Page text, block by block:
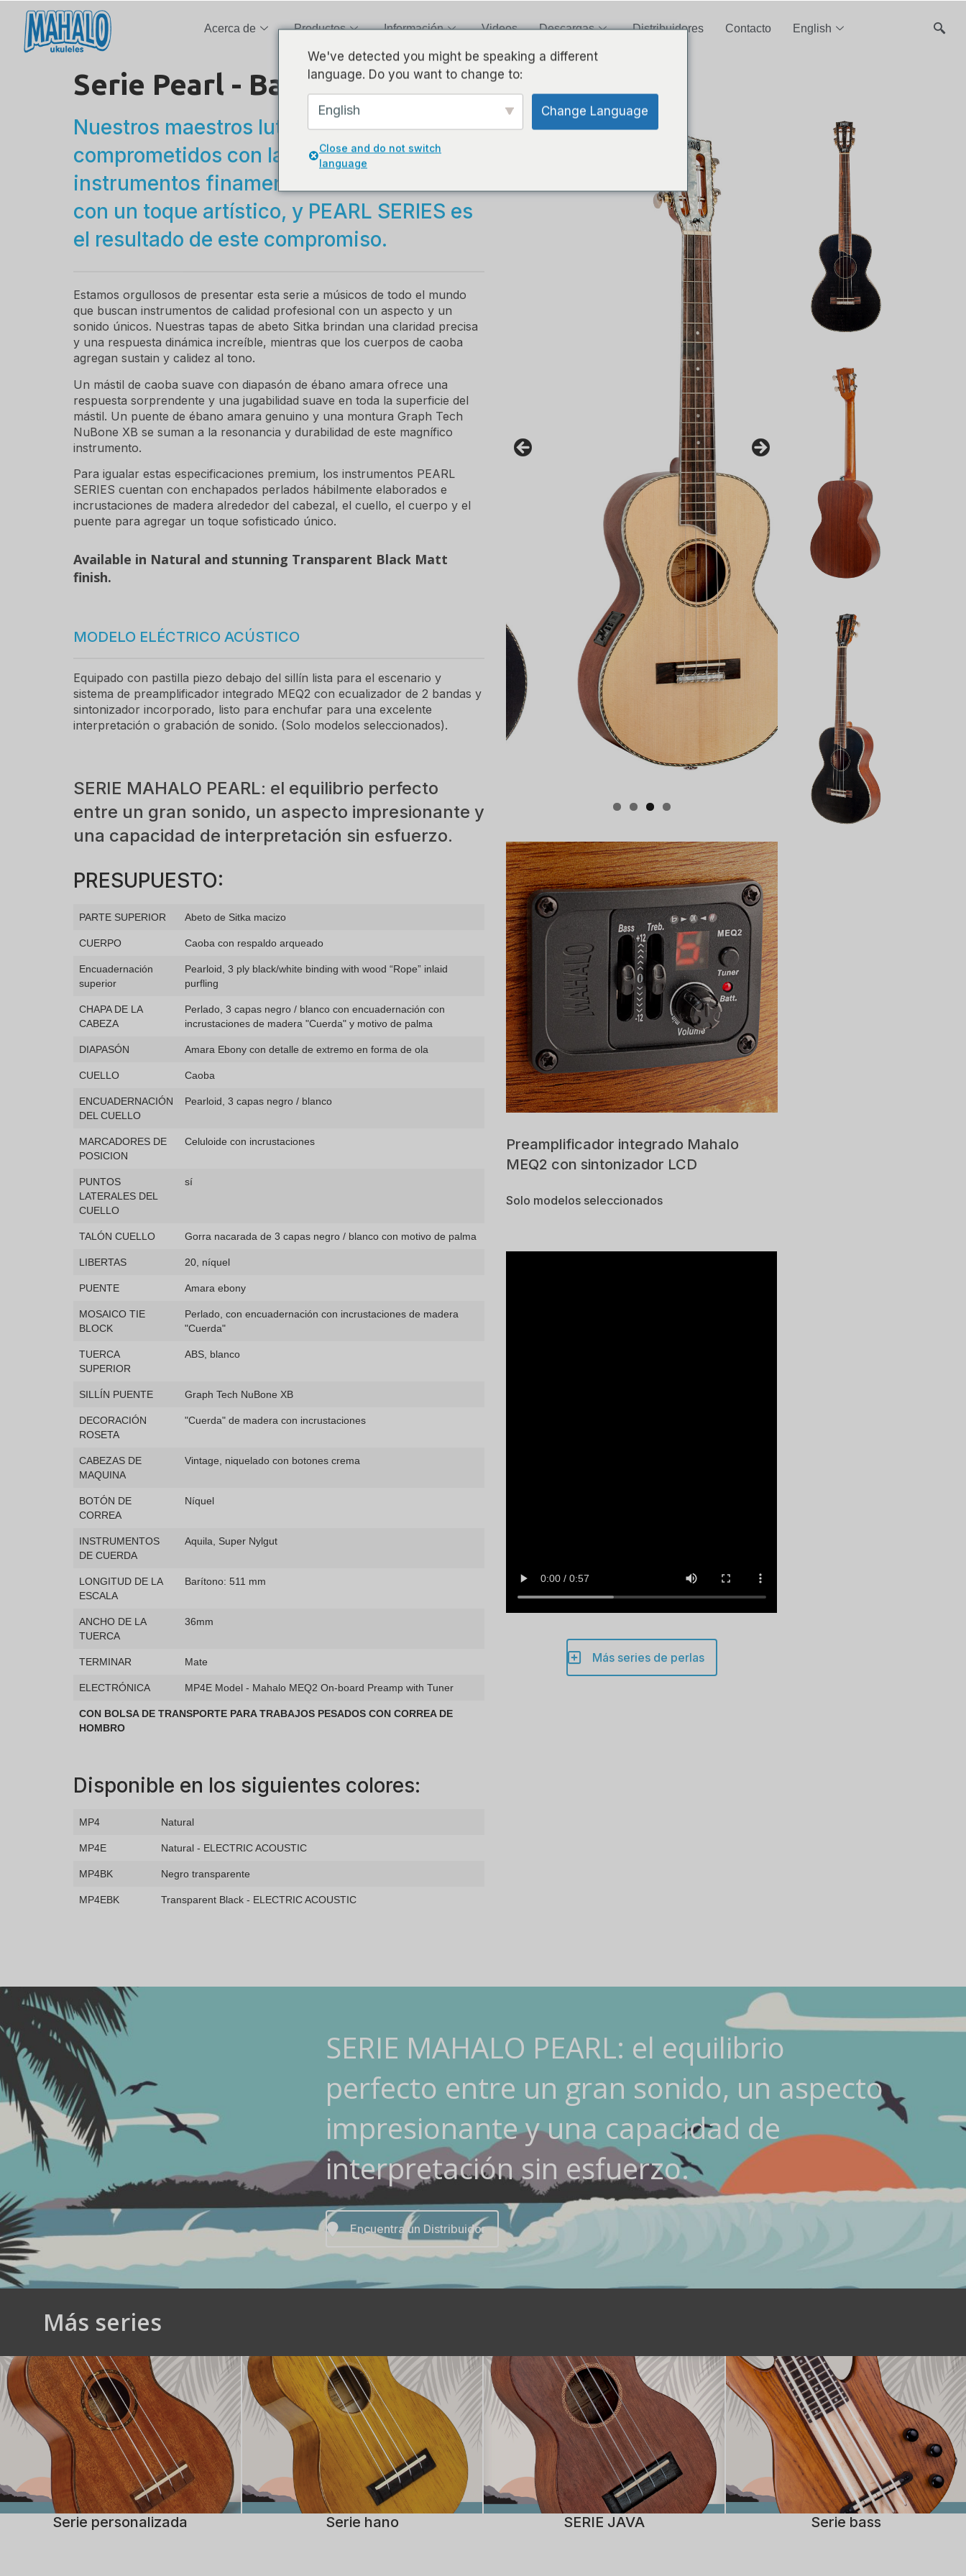
Acerca de Productos Información Videos Descargas Distribuidores Contacto English
Serie Pearl - Barítono
Nuestros maestros luthiers están
comprometidos con la producción de
instrumentos finamente hechos a mano
con un toque artístico, y PEARL SERIES es
el resultado de este compromiso.
Estamos orgullosos de presentar esta serie a músicos de todo el mundo
que buscan instrumentos de calidad profesional con un aspecto y un
sonido únicos. Nuestras tapas de abeto Sitka brindan una claridad precisa
y una respuesta dinámica increíble, mientras que los cuerpos de caoba
agregan sustain y calidez al tono.
Un mástil de caoba suave con diapasón de ébano amara ofrece una
respuesta sorprendente y una jugabilidad suave en toda la superficie del
mástil. Un puente de ébano amara genuino y una montura Graph Tech
NuBone XB se suman a la resonancia y durabilidad de este magnífico
instrumento.
Para igualar estas especificaciones premium, los instrumentos PEARL
SERIES cuentan con enchapados perlados hábilmente elaborados e
incrustaciones de madera alrededor del cabezal, el cuello, el cuerpo y el
puente para agregar un toque sofisticado único.
Available in Natural and stunning Transparent Black Matt
finish.
MODELO ELÉCTRICO ACÚSTICO
Equipado con pastilla piezo debajo del sillín lista para el escenario y
sistema de preamplificador integrado MEQ2 con ecualizador de 2 bandas y
sintonizador incorporado, listo para enchufar para una excelente
interpretación o grabación de sonido. (Solo modelos seleccionados).
SERIE MAHALO PEARL: el equilibrio perfecto
entre un gran sonido, un aspecto impresionante y
una capacidad de interpretación sin esfuerzo.
PRESUPUESTO:
PARTE SUPERIOR Abeto de Sitka macizo
CUERPO Caoba con respaldo arqueado
Encuadernación
superior
Pearloid, 3 ply black/white binding with wood “Rope” inlaid
purfling
CHAPA DE LA
CABEZA
Perlado, 3 capas negro / blanco con encuadernación con
incrustaciones de madera "Cuerda" y motivo de palma
DIAPASÓN Amara Ebony con detalle de extremo en forma de ola
CUELLO Caoba
ENCUADERNACIÓN
DEL CUELLO
Pearloid, 3 capas negro / blanco
MARCADORES DE
POSICION
Celuloide con incrustaciones
PUNTOS
LATERALES DEL
CUELLO
sí
TALÓN CUELLO Gorra nacarada de 3 capas negro / blanco con motivo de palma
LIBERTAS 20, níquel
PUENTE Amara ebony
MOSAICO TIE
BLOCK
Perlado, con encuadernación con incrustaciones de madera
"Cuerda"
TUERCA
SUPERIOR
ABS, blanco
SILLÍN PUENTE Graph Tech NuBone XB
DECORACIÓN
ROSETA
"Cuerda" de madera con incrustaciones
CABEZAS DE
MAQUINA
Vintage, niquelado con botones crema
BOTÓN DE
CORREA
Níquel
INSTRUMENTOS
DE CUERDA
Aquila, Super Nylgut
LONGITUD DE LA
ESCALA
Barítono: 511 mm
ANCHO DE LA
TUERCA
36mm
TERMINAR Mate
ELECTRÓNICA MP4E Model - Mahalo MEQ2 On-board Preamp with Tuner
CON BOLSA DE TRANSPORTE PARA TRABAJOS PESADOS CON CORREA DE
HOMBRO
Disponible en los siguientes colores:
MP4 Natural
MP4E Natural - ELECTRIC ACOUSTIC
MP4BK Negro transparente
MP4EBK Transparent Black - ELECTRIC ACOUSTIC
Preamplificador integrado Mahalo
MEQ2 con sintonizador LCD
Solo modelos seleccionados
Más series de perlas
SERIE MAHALO PEARL: el equilibrio
perfecto entre un gran sonido, un aspecto
impresionante y una capacidad de
interpretación sin esfuerzo.
Encuentra un Distribuidor
Más series
Serie personalizada Serie hano SERIE JAVA Serie bass
We've detected you might be speaking a different
language. Do you want to change to:
English Change Language
Close and do not switch
language